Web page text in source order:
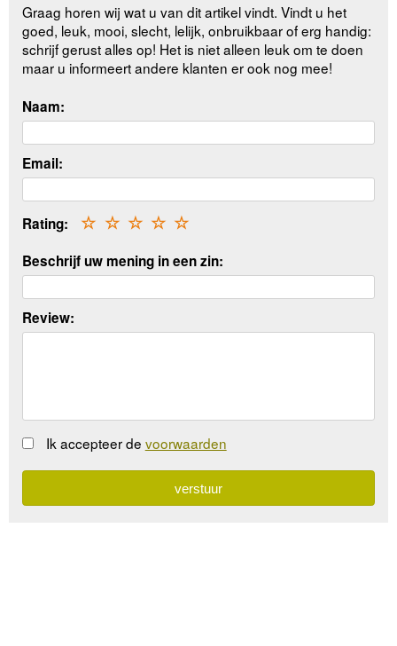
Graag horen wij wat u van dit artikel vindt. Vindt u het
goed, leuk, mooi, slecht, lelijk, onbruikbaar of erg handig:
schrijf gerust alles op! Het is niet alleen leuk om te doen
maar u informeert andere klanten er ook nog mee!
Naam:
Email:
Rating: ☆
☆
☆
☆
☆
Beschrijf uw mening in een zin:
Review:
Ik accepteer de voorwaarden